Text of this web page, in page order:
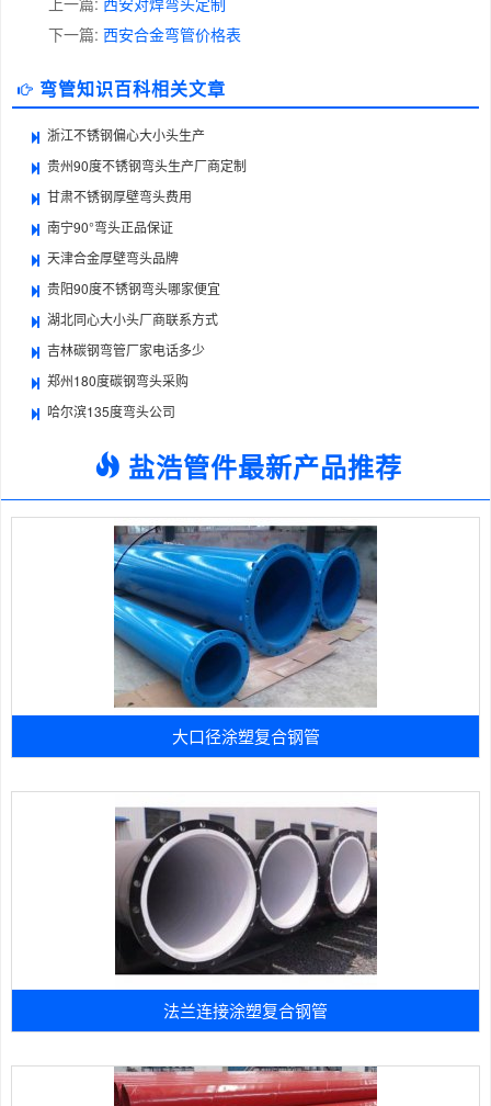
下一篇: 西安合金弯管价格表
弯管知识百科相关文章
浙江不锈钢偏心大小头生产
贵州90度不锈钢弯头生产厂商定制
甘肃不锈钢厚壁弯头费用
南宁90°弯头正品保证
天津合金厚壁弯头品牌
贵阳90度不锈钢弯头哪家便宜
湖北同心大小头厂商联系方式
吉林碳钢弯管厂家电话多少
郑州180度碳钢弯头采购
哈尔滨135度弯头公司
盐浩管件最新产品推荐
大口径涂塑复合钢管
法兰连接涂塑复合钢管